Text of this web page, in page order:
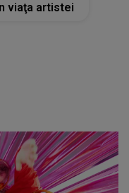
viaţa artistei